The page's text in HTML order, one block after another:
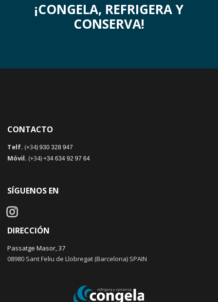
¡CONGELA, REFRIGERA Y
CONSERVA!
CONTACTO
Telf. (+34) 930 328 947
Móvil. (+34) +34 634 92 97 64
SÍGUENOS EN
DIRECCIÓN
Passatge Masor, 37
08980 Sant Feliu de Llobregat (Barcelona) SPAIN